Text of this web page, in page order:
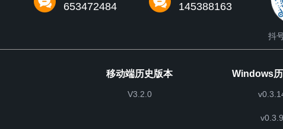
653472484 145388163
抖
Windows
v0.3.9
移动端历史版本
V3.2.0